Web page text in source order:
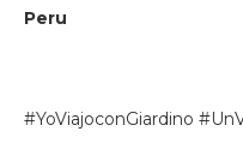
Peru
#YoViajoconGiardino